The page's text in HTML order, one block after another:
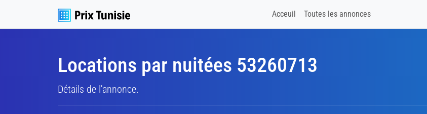
Acceuil Toutes les annonces
Locations par nuitées 53260713
Détails de l'annonce.